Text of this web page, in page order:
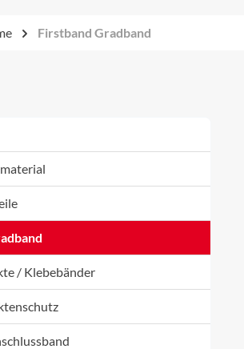
Firstband Gradband
/ Klebebänder